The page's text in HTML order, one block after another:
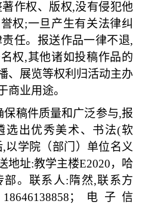
作权、版权,没有侵犯他
权;一旦产生有关法律纠
任。报送作品一律不退,
权,其他诸如投稿作品的
、展览等权利归活动主办
商业用途。
稿件质量和广泛参与,报
选出优秀美术、书法(软
以学院（部门）单位名义
地址:教学主楼E2020，哈
。联系人:隋然,联系方
；电子信